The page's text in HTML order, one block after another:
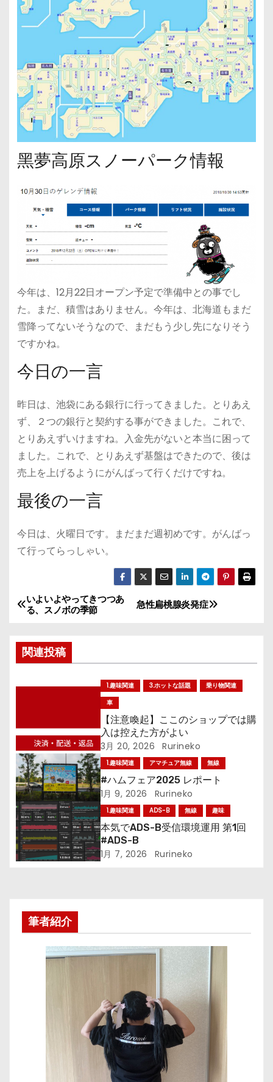
黑夢高原スノーパーク情報
今年は、12月22日オープン予定で準備中との事でし
た。まだ、積雪はありません。今年は、北海道もまだ
雪降ってないそうなので、まだもう少し先になりそう
ですかね。
今日の一言
昨日は、池袋にある銀行に行ってきました。とりあえ
ず、２つの銀行と契約する事ができました。これで、
とりあえずいけますね。入金先がないと本当に困って
ました。これで、とりあえず基盤はできたので、後は
売上を上げるようにがんばって行くだけですね。
最後の一言
今日は、火曜日です。まだまだ週初めです。がんばっ
て行ってらっしゃい。
投
ナ
ビ
ー
シ
ョ
ン
急性扁桃腺炎発症
いよいよやってきつつあ
る、スノボの季節
関連投稿
1.趣味関連 3.ホットな話題
乗り物関連
車
【注意喚起】ここのショップでは購
入は控えた方がよい
3月 20, 2026 Rurineko
1.趣味関連 アマチュア無線 無線
#ハムフェア2025 レポート
1月 9, 2026 Rurineko
1.趣味関連 ADS-B 無線 趣味
本気でADS-B受信環境運用 第1回
#ADS-B
1月 7, 2026 Rurineko
筆者紹介